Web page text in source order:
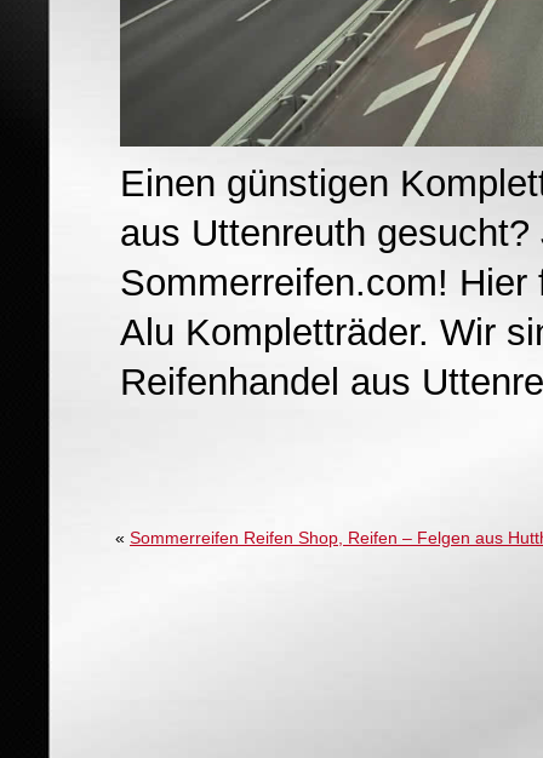
Einen günstigen
aus Uttenreuth
Sommerreifen.com!
Alu Kompletträder. Wir
Reifenhandel aus
« Sommerreifen Reifen Shop, Reifen – Felgen aus